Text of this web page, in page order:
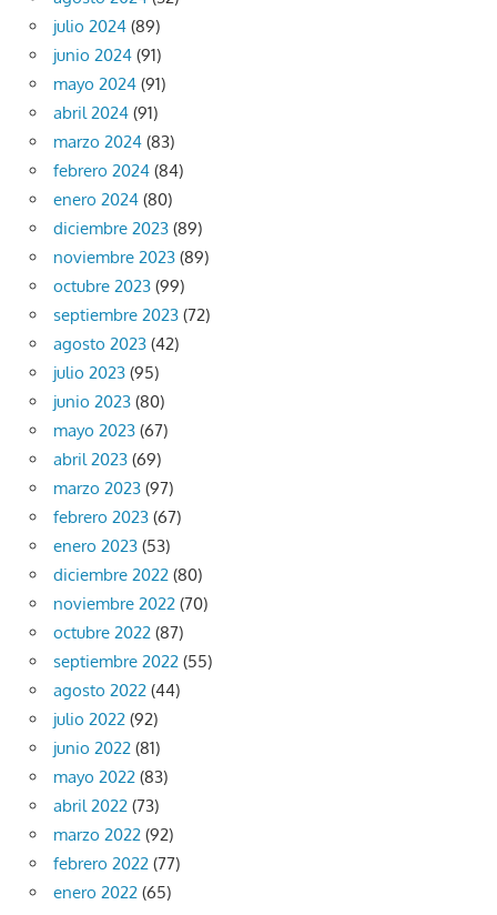
julio 2024 (89)
junio 2024 (91)
mayo 2024 (91)
abril 2024 (91)
marzo 2024 (83)
febrero 2024 (84)
enero 2024 (80)
diciembre 2023 (89)
noviembre 2023 (89)
octubre 2023 (99)
septiembre 2023 (72)
agosto 2023 (42)
julio 2023 (95)
junio 2023 (80)
mayo 2023 (67)
abril 2023 (69)
marzo 2023 (97)
febrero 2023 (67)
enero 2023 (53)
diciembre 2022 (80)
noviembre 2022 (70)
octubre 2022 (87)
septiembre 2022 (55)
agosto 2022 (44)
julio 2022 (92)
junio 2022 (81)
mayo 2022 (83)
abril 2022 (73)
marzo 2022 (92)
febrero 2022 (77)
enero 2022 (65)